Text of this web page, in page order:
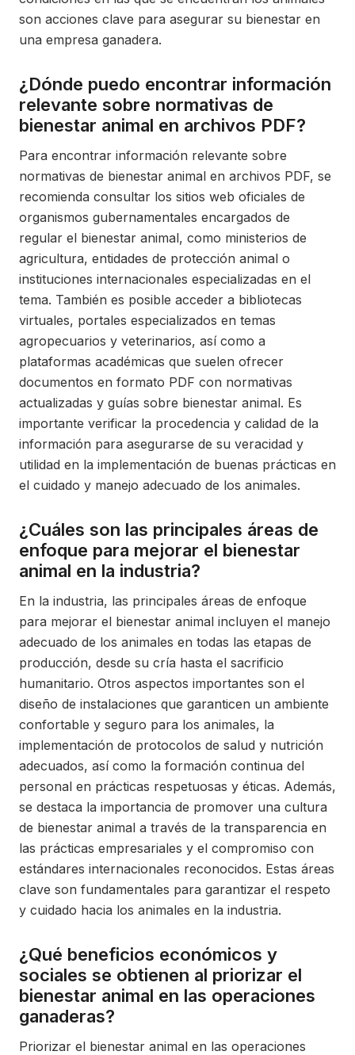
son acciones clave para asegurar su bienestar en
una empresa ganadera.
¿Dónde puedo encontrar información
relevante sobre normativas de
bienestar animal en archivos PDF?
Para encontrar información relevante sobre
normativas de bienestar animal en archivos PDF, se
recomienda consultar los sitios web oficiales de
organismos gubernamentales encargados de
regular el bienestar animal, como ministerios de
agricultura, entidades de protección animal o
instituciones internacionales especializadas en el
tema. También es posible acceder a bibliotecas
virtuales, portales especializados en temas
agropecuarios y veterinarios, así como a
plataformas académicas que suelen ofrecer
documentos en formato PDF con normativas
actualizadas y guías sobre bienestar animal. Es
importante verificar la procedencia y calidad de la
información para asegurarse de su veracidad y
utilidad en la implementación de buenas prácticas en
el cuidado y manejo adecuado de los animales.
¿Cuáles son las principales áreas de
enfoque para mejorar el bienestar
animal en la industria?
En la industria, las principales áreas de enfoque
para mejorar el bienestar animal incluyen el manejo
adecuado de los animales en todas las etapas de
producción, desde su cría hasta el sacrificio
humanitario. Otros aspectos importantes son el
diseño de instalaciones que garanticen un ambiente
confortable y seguro para los animales, la
implementación de protocolos de salud y nutrición
adecuados, así como la formación continua del
personal en prácticas respetuosas y éticas. Además,
se destaca la importancia de promover una cultura
de bienestar animal a través de la transparencia en
las prácticas empresariales y el compromiso con
estándares internacionales reconocidos. Estas áreas
clave son fundamentales para garantizar el respeto
y cuidado hacia los animales en la industria.
¿Qué beneficios económicos y
sociales se obtienen al priorizar el
bienestar animal en las operaciones
ganaderas?
Priorizar el bienestar animal en las operaciones